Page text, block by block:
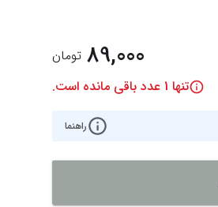
89,000 تومان
تنها 1 عدد باقی مانده است.
راهنما